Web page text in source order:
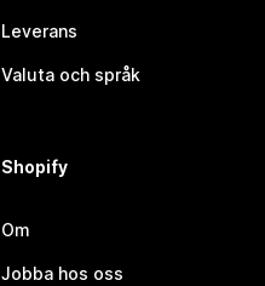
Leverans
Valuta och språk
Shopify
Om
Jobba hos oss